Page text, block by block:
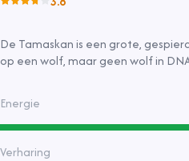
De Tamaskan is een grote,
op een wolf, maar geen wolf in
Energie
Verharing